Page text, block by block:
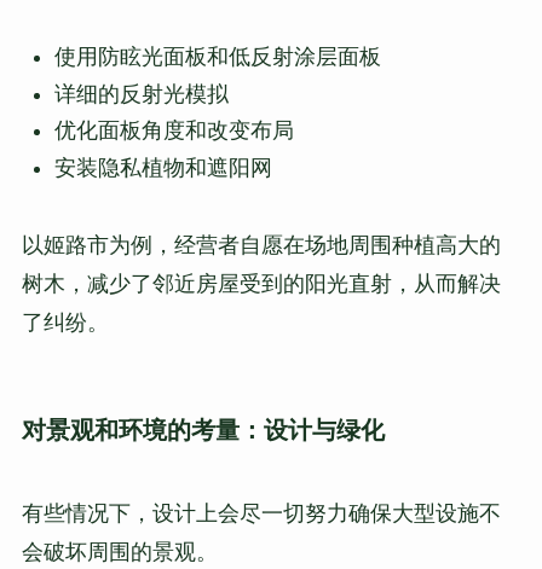
使用防眩光面板和低反射涂层面板
详细的反射光模拟
优化面板角度和改变布局
安装隐私植物和遮阳网
以姬路市为例，经营者自愿在场地周围种植高大的
树木，减少了邻近房屋受到的阳光直射，从而解决
了纠纷。
对景观和环境的考量：设计与绿化
有些情况下，设计上会尽一切努力确保大型设施不
会破坏周围的景观。